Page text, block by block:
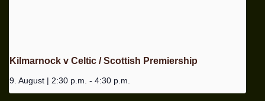
Kilmarnock v Celtic / Scottish Premiership
9. August | 2:30 p.m. - 4:30 p.m.